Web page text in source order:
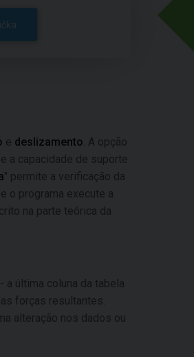
e deslizamento . A opção
a capacidade de suporte
" permite a verificação da
o programa execute a
na parte teórica da
- a última coluna da tabela
forças resultantes.
alteração nos dados ou